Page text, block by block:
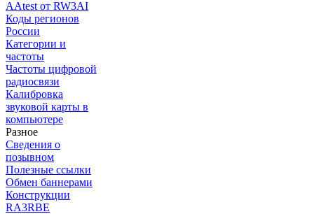
AAtest от RW3AI
Коды регионов
России
Категории и
частоты
Частоты цифровой
радиосвязи
Калибровка
звуковой карты в
компьютере
Разное
Сведения о
позывном
Полезные ссылки
Обмен баннерами
Конструкции
RA3RBE